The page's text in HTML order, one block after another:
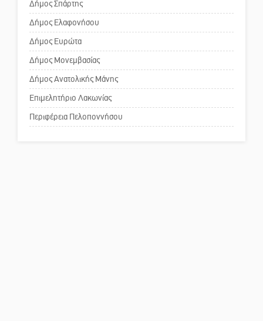
για τη λειτουργία του ΚΑΠΗ
Το δικό σας σχόλιο: Παράδειγμα
κοινωνικής αναισθησίας
Δήμος Σπάρτης
Δήμος Ελαφονήσου
Δήμος Ευρώτα
Δήμος Μονεμβασίας
Δήμος Ανατολικής Μάνης
Επιμελητήριο Λακωνίας
Περιφέρεια Πελοποννήσου